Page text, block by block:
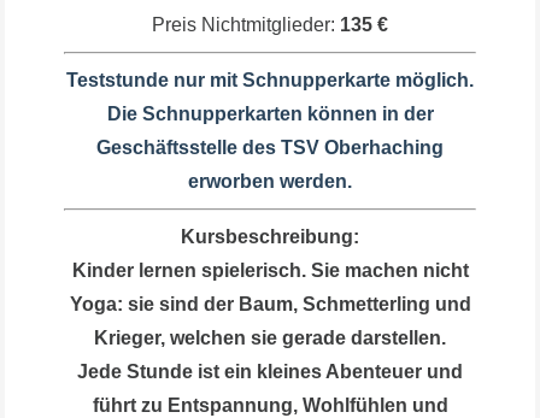
Preis Nichtmitglieder: 135 €
Teststunde nur mit Schnupperkarte möglich.
Die Schnupperkarten können in der
Geschäftsstelle des TSV Oberhaching
erworben werden.
Kursbeschreibung:
Kinder lernen spielerisch. Sie machen nicht
Yoga: sie sind der Baum, Schmetterling und
Krieger, welchen sie gerade darstellen.
Jede Stunde ist ein kleines Abenteuer und
führt zu Entspannung, Wohlfühlen und